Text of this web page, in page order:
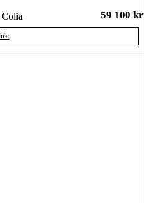
59 100 kr